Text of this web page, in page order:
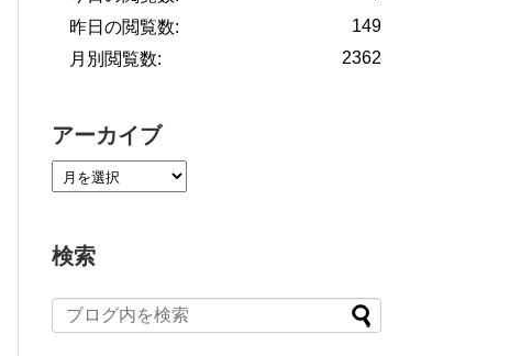
149
昨日の閲覧数:
2362
月別閲覧数:
アーカイブ
検索